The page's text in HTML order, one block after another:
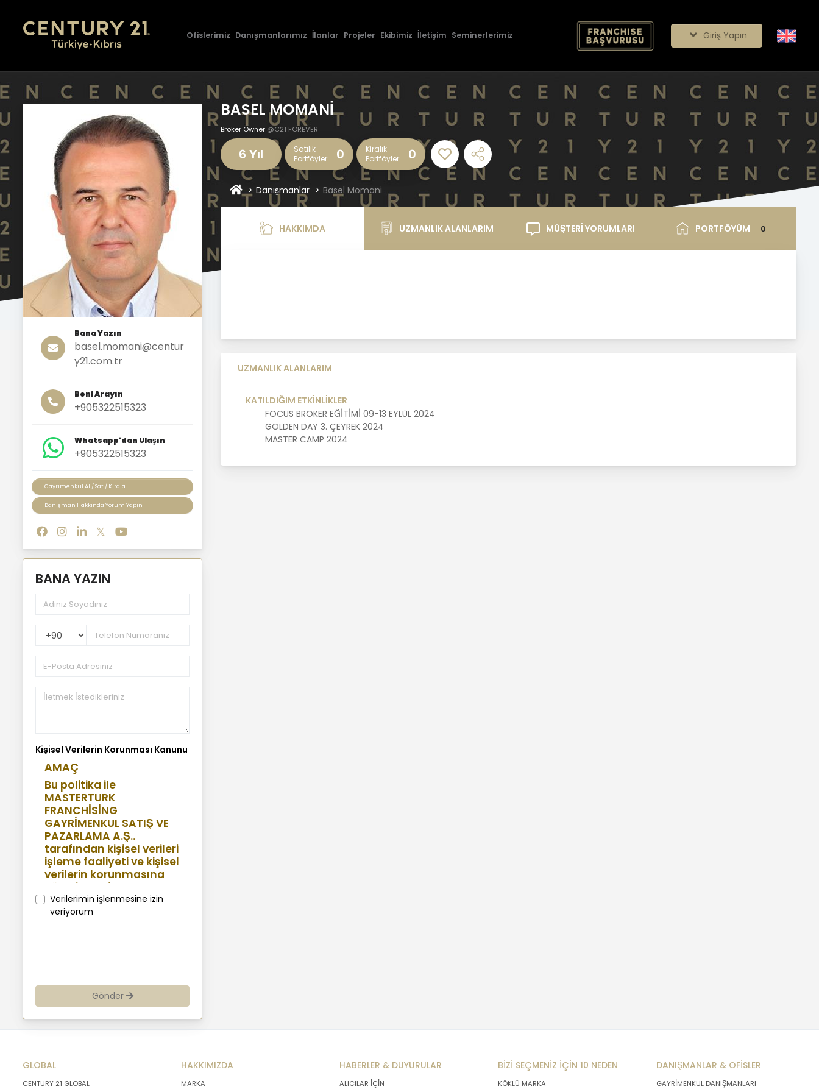
Ofislerimiz Danışmanlarımız İlanlar Projeler Ekibimiz İletişim Seminerlerimiz Giriş Yapın
BASEL MOMANİ
Broker Owner @C21 FOREVER
6 Yıl
Satılık
Portföyler
0
Kiralık
Portföyler
0
Danışmanlar Basel Momani
Bana Yazın
basel.momani@centur
y21.com.tr
Beni Arayın
+905322515323
Whatsapp'dan Ulaşın
+905322515323
Gayrimenkul Al / Sat / Kirala
Danışman Hakkında Yorum Yapın
BANA YAZIN
PhoneNumberCountryPhoneCode
Kişisel Verilerin Korunması Kanunu
AMAÇ
Bu politika ile
MASTERTURK
FRANCHİSİNG
GAYRİMENKUL SATIŞ VE
PAZARLAMA A.Ş..
tarafından kişisel verileri
işleme faaliyeti ve kişisel
verilerin korunmasına
yönelik benimsenen
sistemler konusunda
açıklamalarda
müşterilerimiz, şirket
hissedarlarımız,
ziyaretçilerimiz ve
üçüncü kişiler başta
işlenen kişilerin
bilgilendirilerek
Verilerimin işlenmesine izin
veriyorum
Gönder
HAKKIMDA UZMANLIK ALANLARIM MÜŞTERİ YORUMLARI PORTFÖYÜM 0
UZMANLIK ALANLARIM
KATILDIĞIM ETKİNLİKLER
FOCUS BROKER EĞİTİMİ 09-13 EYLÜL 2024
GOLDEN DAY 3. ÇEYREK 2024
MASTER CAMP 2024
GLOBAL
CENTURY 21 GLOBAL
HAKKIMIZDA
MARKA
HABERLER & DUYURULAR
ALICILAR İÇİN
BİZİ SEÇMENİZ İÇİN 10 NEDEN
KÖKLÜ MARKA
DANIŞMANLAR & OFİSLER
GAYRİMENKUL DANIŞMANLARI